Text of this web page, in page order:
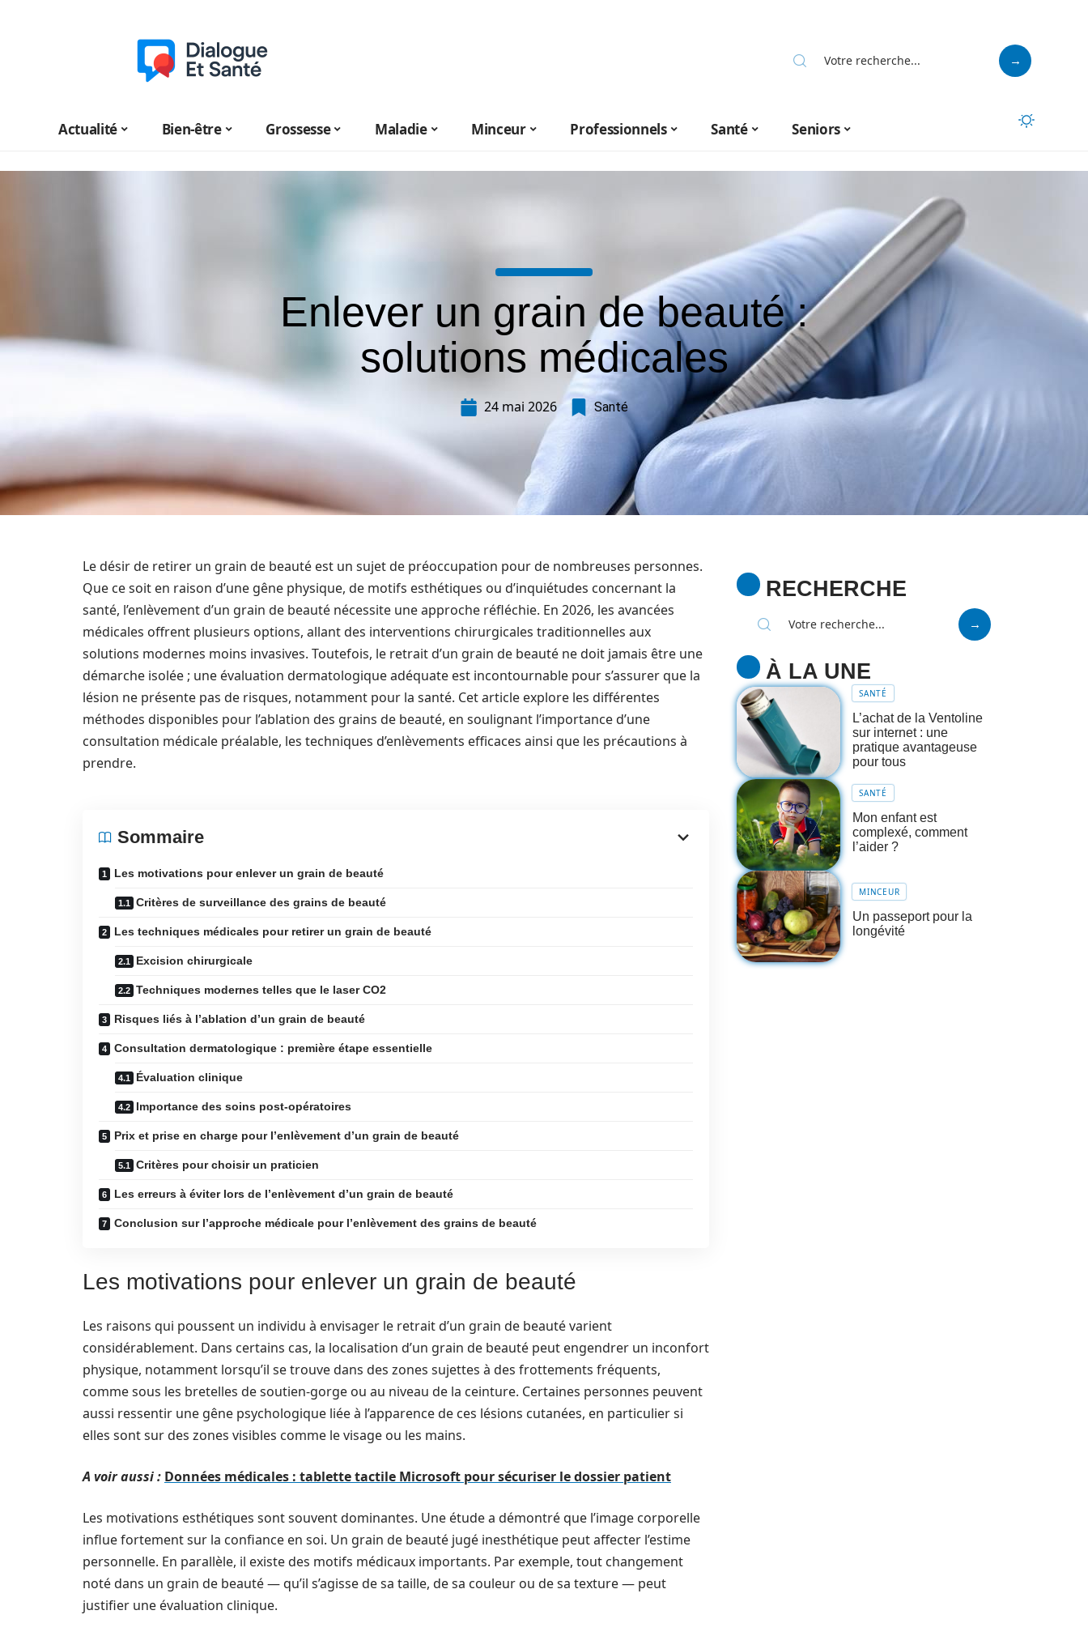
Actualité Bien-être Grossesse Maladie Minceur Professionnels Santé Seniors
Enlever un grain de beauté :
solutions médicales
24 mai 2026 Santé
Le désir de retirer un grain de beauté est un sujet de préoccupation pour de nombreuses personnes.
Que ce soit en raison d’une gêne physique, de motifs esthétiques ou d’inquiétudes concernant la
santé, l’enlèvement d’un grain de beauté nécessite une approche réfléchie. En 2026, les avancées
médicales offrent plusieurs options, allant des interventions chirurgicales traditionnelles aux
solutions modernes moins invasives. Toutefois, le retrait d’un grain de beauté ne doit jamais être une
démarche isolée ; une évaluation dermatologique adéquate est incontournable pour s’assurer que la
lésion ne présente pas de risques, notamment pour la santé. Cet article explore les différentes
méthodes disponibles pour l’ablation des grains de beauté, en soulignant l’importance d’une
consultation médicale préalable, les techniques d’enlèvements efficaces ainsi que les précautions à
prendre.
Sommaire
Les motivations pour enlever un grain de beauté
Critères de surveillance des grains de beauté
Les techniques médicales pour retirer un grain de beauté
Excision chirurgicale
Techniques modernes telles que le laser CO2
Risques liés à l’ablation d’un grain de beauté
Consultation dermatologique : première étape essentielle
Évaluation clinique
Importance des soins post-opératoires
Prix et prise en charge pour l’enlèvement d’un grain de beauté
Critères pour choisir un praticien
Les erreurs à éviter lors de l’enlèvement d’un grain de beauté
Conclusion sur l’approche médicale pour l’enlèvement des grains de beauté
Les motivations pour enlever un grain de beauté
Les raisons qui poussent un individu à envisager le retrait d’un grain de beauté varient
considérablement. Dans certains cas, la localisation d’un grain de beauté peut engendrer un inconfort
physique, notamment lorsqu’il se trouve dans des zones sujettes à des frottements fréquents,
comme sous les bretelles de soutien-gorge ou au niveau de la ceinture. Certaines personnes peuvent
aussi ressentir une gêne psychologique liée à l’apparence de ces lésions cutanées, en particulier si
elles sont sur des zones visibles comme le visage ou les mains.
A voir aussi : Données médicales : tablette tactile Microsoft pour sécuriser le dossier patient
Les motivations esthétiques sont souvent dominantes. Une étude a démontré que l’image corporelle
influe fortement sur la confiance en soi. Un grain de beauté jugé inesthétique peut affecter l’estime
personnelle. En parallèle, il existe des motifs médicaux importants. Par exemple, tout changement
noté dans un grain de beauté — qu’il s’agisse de sa taille, de sa couleur ou de sa texture — peut
justifier une évaluation clinique.
RECHERCHE
À LA UNE
SANTÉ
L’achat de la Ventoline
sur internet : une
pratique avantageuse
pour tous
SANTÉ
Mon enfant est
complexé, comment
l’aider ?
MINCEUR
Un passeport pour la
longévité